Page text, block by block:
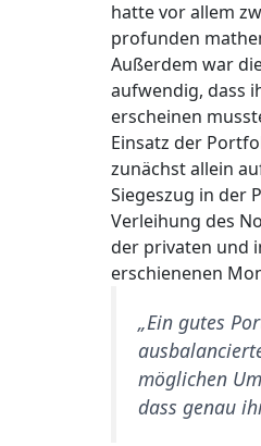
hatte vor allem
profunden
Außerdem war
aufwendig, dass
erscheinen
Einsatz der
zunächst allein
Siegeszug in der
Verleihung des
der privaten und
erschienenen
„Ein gutes
möglichen
dass genau